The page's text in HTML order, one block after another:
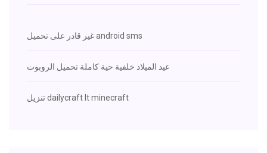
غير قادر على تحميل android sms
عيد الميلاد خلفية حية كاملة تحميل الروبوت
تنزيل dailycraft lt minecraft